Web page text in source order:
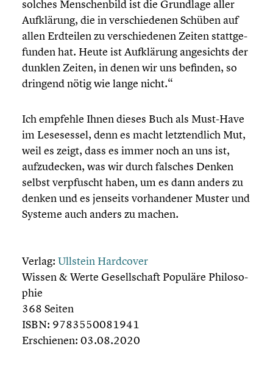
solches Menschen­bild ist die Grundlage aller
Aufklä­rung, die in verschie­de­nen Schüben auf
allen Erdteilen zu verschie­de­nen Zeiten statt­ge­
fun­den hat. Heute ist Aufklä­rung angesichts der
dunklen Zeiten, in denen wir uns befinden, so
dringend nötig wie lange nicht.“
Ich empfehle Ihnen dieses Buch als Must-Have
im Leseses­sel, denn es macht letzt­end­lich Mut,
weil es zeigt, dass es immer noch an uns ist,
aufzu­de­cken, was wir durch falsches Denken
selbst verpfuscht haben, um es dann anders zu
denken und es jenseits vorhan­de­ner Muster und
Systeme auch anders zu machen.
Verlag: Ullstein Hardcover
Wissen & Werte Gesell­schaft Populäre Philo­so­
phie
368 Seiten
ISBN: 9783550081941
Erschie­nen: 03.08.2020